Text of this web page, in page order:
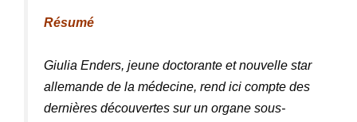
Résumé
Giulia Enders, jeune doctorante et nouvelle star
allemande de la médecine, rend ici compte des
dernières découvertes sur un organe sous-